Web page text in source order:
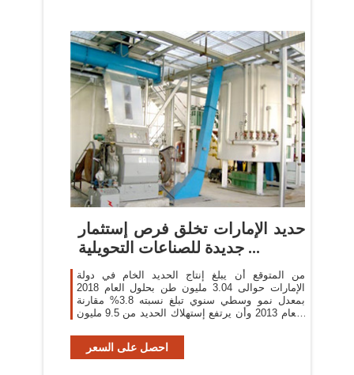
حديد الإمارات تخلق فرص إستثمار
جديدة للصناعات التحويلية ...
من المتوقع أن يبلغ إنتاج الحديد الخام في دولة
الإمارات حوالى 3.04 مليون طن بحلول العام 2018
بمعدل نمو وسطي سنوي تبلغ نسبته 3.8% مقارنة
بالعام 2013 وأن يرتفع إستهلاك الحديد من 9.5 مليون
احصل على السعر